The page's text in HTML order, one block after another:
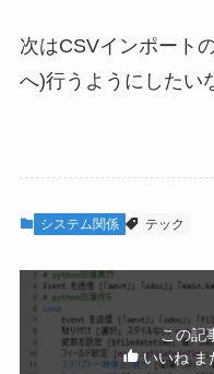
次はCSVインポート
へ)行うようにしたい
システム関係 テック
この記
いいね ま